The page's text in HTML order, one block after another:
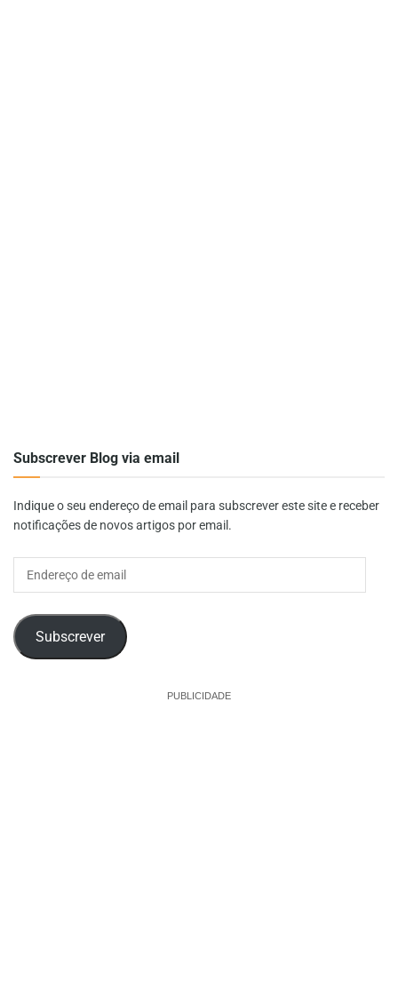
Subscrever Blog via email
Indique o seu endereço de email para subscrever este site e receber
notificações de novos artigos por email.
Subscrever
PUBLICIDADE